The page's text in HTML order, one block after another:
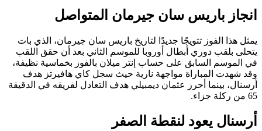
انجاز باريس سان جيرمان المتواصل
يمثل هذا الفوز تتويجًا جديدًا لتاريخ باريس سان جيرمان، الذي بات
يتحلى بلقب دوري أبطال أوروبا للموسم الثاني بعد أن حقق اللقب
في الموسم السابق على حساب إنتر ميلان بالفوز بخماسية نظيفة،
وقد شهدت المباراة مواجهة نارية حيث سجل كاي هافيرتز هدف
أرسنال، بينما أحرز عثمان ديمبيلي هدف التعادل لفريقه في الدقيقة
65 من ركلة جزاء.
أرسنال يعود لنقطة الصفر